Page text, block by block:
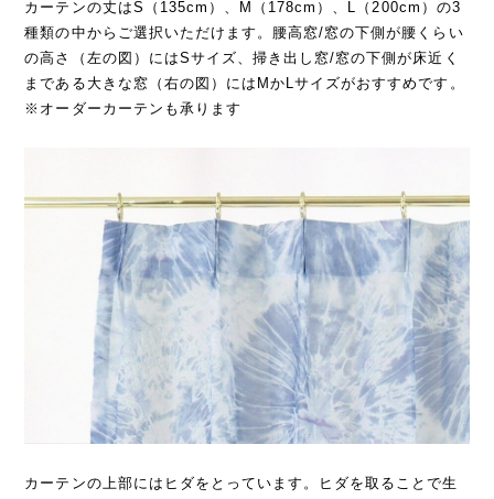
カーテンの丈はS（135cm）、M（178cm）、L（200cm）の3
種類の中からご選択いただけます。腰高窓/窓の下側が腰くらい
の高さ（左の図）にはSサイズ、掃き出し窓/窓の下側が床近く
まである大きな窓（右の図）にはMかLサイズがおすすめです。
※オーダーカーテンも承ります
カーテンの上部にはヒダをとっています。ヒダを取ることで生